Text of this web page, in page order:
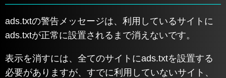
ads.txtの警告メッセージは、利用しているサイトに
ads.txtが正常に設置されるまで消えないです。
表示を消すには、全てのサイトにads.txtを設置する
必要がありますが、すでに利用していないサイト、